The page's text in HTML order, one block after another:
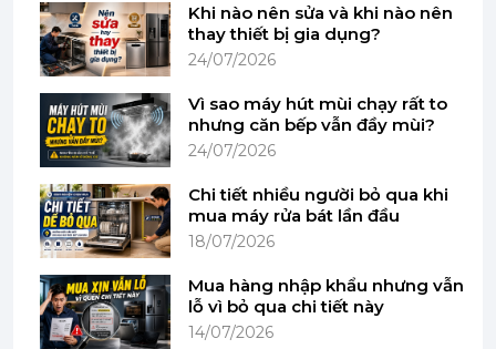
Công nghệ AromaDouble Shot – Cà phê đậm đà, ít
đắng hơn
Một trong những yếu tố làm nên sự khác biệt của
Bosch TIS65621RW chính là công nghệ
AromaDouble Shot.
Nhờ cơ chế pha cà phê hai lần với lượng nước ít
hơn cho mỗi lần đi qua bột cà phê, máy mang đến
Khi nào nên sửa và khi nào nên
thay thiết bị gia dụng?
24/07/2026
Vì sao máy hút mùi chạy rất to
nhưng căn bếp vẫn đầy mùi?
24/07/2026
Chi tiết nhiều người bỏ qua khi
mua máy rửa bát lần đầu
18/07/2026
Mua hàng nhập khẩu nhưng vẫn
lỗ vì bỏ qua chi tiết này
14/07/2026